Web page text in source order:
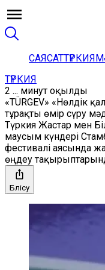
САЯСАТТҮРКИЯ
ТҮРКИЯ
2 ... минут оқылды
«TÜRGEV» «Нөлдік
тұрақты өмір сүру
Түркия Жастар мен
маусым күндері
фестивалі аясында
өңдеу
Бөлісу